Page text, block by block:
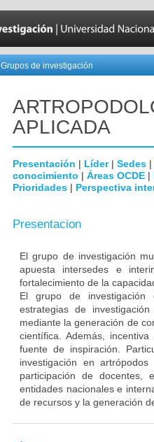
Grupos de investigación
APLICADA
Presentación | Líder| Sedes |
conocimiento | Áreas OCDE |
Prioridades | Perspectiva
Presentacion
El grupo de investigación
apuesta intersedes e
fortalecimiento de la
El grupo de investigación
estrategias de
mediante la generación de
científica. Además,
fuente de inspiración.
investigación en
participación de docentes,
entidades nacionales e
de recursos y la generación